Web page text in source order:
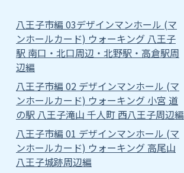
八王子市編 03デザインマンホール (マ
ンホールカード) ウォーキング 八王子
駅 南口・北口周辺・北野駅・高倉駅周
辺編
八王子市編 02 デザインマンホール (マ
ンホールカード) ウォーキング 小宮 道
の駅 八王子滝山 千人町 西八王子周辺編
八王子市編 01 デザインマンホール (マ
ンホールカード) ウォーキング 高尾山
八王子城跡周辺編